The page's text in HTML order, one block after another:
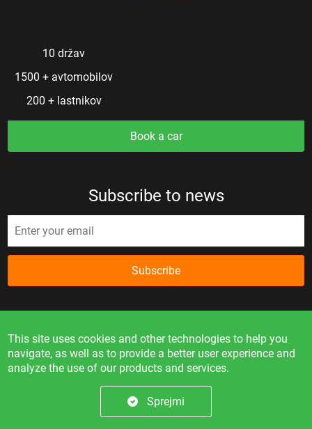
10 držav
1500 + avtomobilov
200 + lastnikov
Book a car
Subscribe to news
Subscribe
public offer.
© 2023. All rights reserved.
This site uses cookies and other technologies to help you
navigate, as well as to provide a better user experience and
analyze the use of our products and services.
Sprejmi